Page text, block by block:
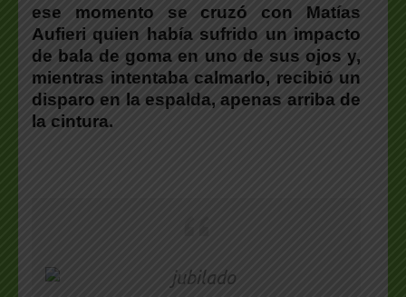
ese momento se cruzó con Matías
Aufieri quien había sufrido un impacto
de bala de goma en uno de sus ojos y,
mientras intentaba calmarlo, recibió un
disparo en la espalda, apenas arriba de
la cintura.